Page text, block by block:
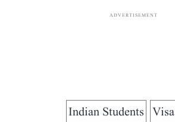
ADVERTISEMENT
Visa
Indian Students